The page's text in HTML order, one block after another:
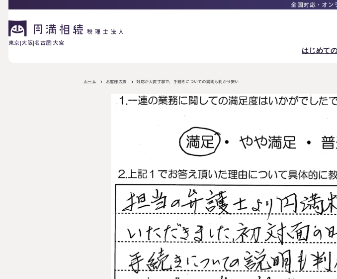
全国対応・オン
東京 大阪 名古屋 大宮
はじめて
選ばれる理由
相続税申告について
生前対策相談について
東京事務所
東京都港区南青山一丁目
Access
〒450-0002
大名古屋ビルヂング25階
Access
円満相続塾（受講生募集中）
相続が発生した方へ
料金表
相続に備えたい方へ
いて 料金表
メディア実績
はじめての相続でお
はじめての方へ
相続ロードマップ
ホーム お客様の声 対応が大変丁寧で、手続きについての説明も判かり安い